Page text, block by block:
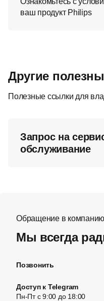
ваш продукт Philips
Другие
Полезные ссылки для
Запрос на
обслуживание
Обращение в
Мы всегда
Позвонить
Доступ к Telegram
Пн-Пт с 9:00 до 18:00